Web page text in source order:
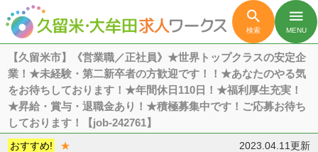

検索
menu
MENU
【久留米市】《営業職／正社員》★世界トップクラスの安定企
業！★未経験・第二新卒者の方歓迎です！！★あなたのやる気
をお待ちしております！★年間休日110日！★福利厚生充実！
★昇給・賞与・退職金あり！★積極募集中です！ご応募お待ち
しております！【job-242761】
おすすめ! ★ 2023.04.11更新